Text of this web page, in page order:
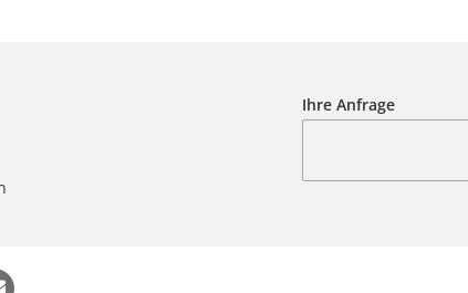
Ihre Anfrage